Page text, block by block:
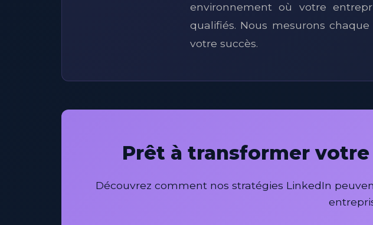
environnement où votre
qualifiés. Nous mesurons
votre succès.
Prêt à transformer
Découvrez comment nos stratégies LinkedIn